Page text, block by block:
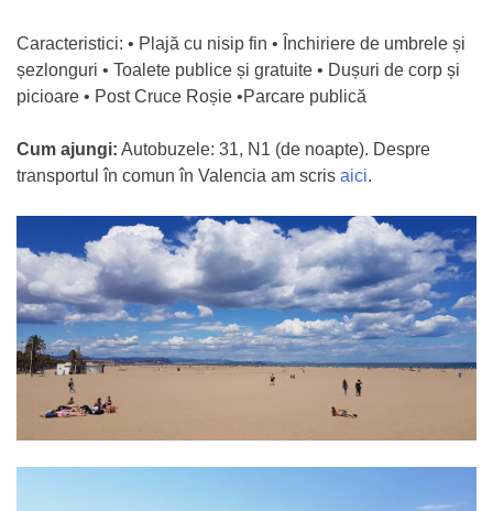
Caracteristici: • Plajă cu nisip fin • Închiriere de umbrele și
șezlonguri • Toalete publice și gratuite • Dușuri de corp și
picioare • Post Cruce Roșie •Parcare publică
Cum ajungi: Autobuzele: 31, N1 (de noapte). Despre
transportul în comun în Valencia am scris aici.